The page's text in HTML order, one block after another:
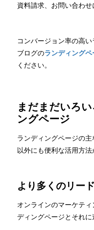
資料請求、お問い合わせ
コンバージョン率の高
ブログのランディング
ください。
まだまだいろ
ングページ
ランディングページの
以外にも便利な活用方法
より多くのリー
オンラインのマーケテ
ディングページとそれに